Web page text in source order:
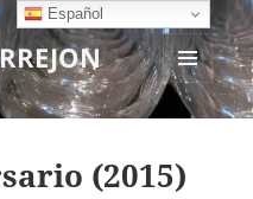
MENÚ
Y
(2015)
Español